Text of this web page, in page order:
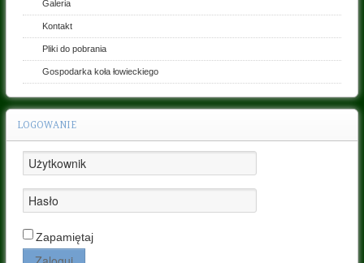
Gospodarka
łowieckiego
Galeria
Kontakt
Pliki do pobrania
Gospodarka koła łowieckiego
LOGOWANIE
Zapamiętaj